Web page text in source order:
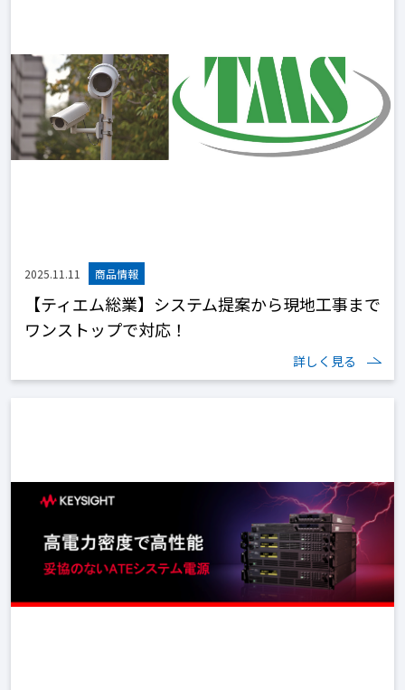
2025.11.11
【ティエム総業】システム提案から現地工事まで
ワンストップで対応！
詳しく見る